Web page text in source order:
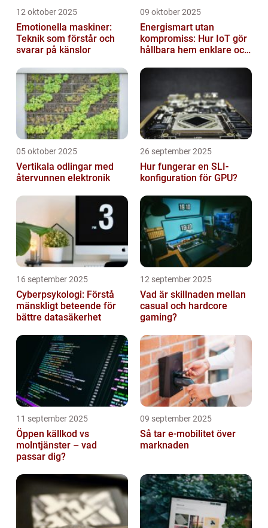
12 oktober 2025
Emotionella maskiner:
Teknik som förstår och
svarar på känslor
09 oktober 2025
Energismart utan
kompromiss: Hur IoT gör
hållbara hem enklare och
05 oktober 2025
Vertikala odlingar med
återvunnen elektronik
26 september 2025
Hur fungerar en SLI-
konfiguration för GPU?
16 september 2025
Cyberpsykologi: Förstå
mänskligt beteende för
bättre datasäkerhet
12 september 2025
Vad är skillnaden mellan
casual och hardcore
gaming?
11 september 2025
Öppen källkod vs
molntjänster – vad
passar dig?
09 september 2025
Så tar e-mobilitet över
marknaden